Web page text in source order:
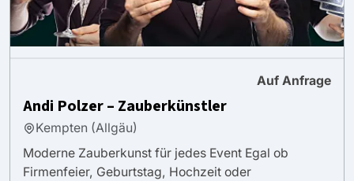
Auf Anfrage
Andi Polzer – Zauberkünstler
Kempten (Allgäu)
Moderne Zauberkunst für jedes Event Egal ob
Firmenfeier, Geburtstag, Hochzeit oder